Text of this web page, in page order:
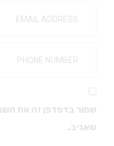
שמור בדפדפן זה את
שאגיב.